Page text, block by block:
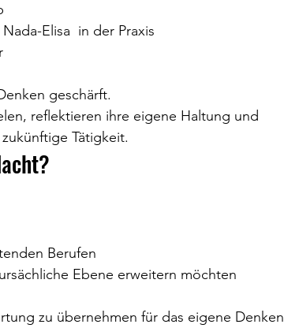
Elisa  in der Praxis
geschärft.
reflektieren ihre eigene Haltung und
Tätigkeit.
Berufen
Ebene erweitern möchten
zu übernehmen für das eigene Denken